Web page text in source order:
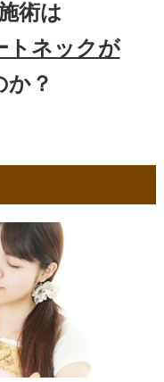
術は
トネックが
か？